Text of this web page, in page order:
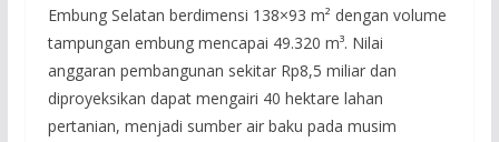
Embung Selatan berdimensi 138×93 m² dengan volume
tampungan embung mencapai 49.320 m³. Nilai
anggaran pembangunan sekitar Rp8,5 miliar dan
diproyeksikan dapat mengairi 40 hektare lahan
pertanian, menjadi sumber air baku pada musim